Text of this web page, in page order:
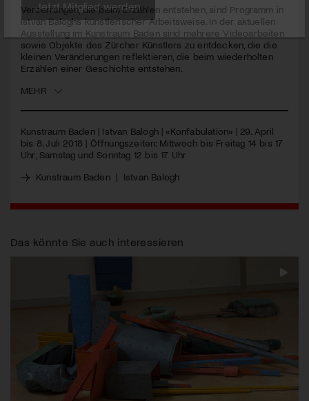
Verzerrungen, die beim Erzählen entstehen, sind Programm in
Istvan Baloghs künstlerischer Arbeitsweise. In der aktuellen
Ausstellung im Kunstraum Baden sind mehrere Videoarbeiten
sowie Objekte des Zürcher Künstlers zu entdecken, die die
kleinen Veränderungen reflektieren, die beim wiederholten
Erzählen einer Geschichte entstehen.
MEHR
Kunstraum Baden | Istvan Balogh | «Konfabulation» | 29. April
bis 8. Juli 2018 | Öffnungszeiten: Mittwoch bis Freitag 14 bis 17
Uhr, Samstag und Sonntag 12 bis 17 Uhr
Kunstraum Baden| Istvan Balogh
Das könnte Sie auch interessieren
Jetzt Mitglied werden